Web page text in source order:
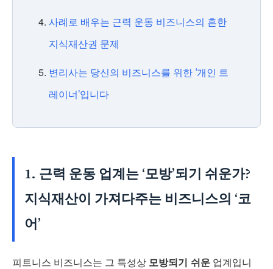
사례로 배우는 근력 운동 비즈니스의 흔한
지식재산권 문제
변리사는 당신의 비즈니스를 위한 ‘개인 트
레이너’입니다
1. 근력 운동 업계는 ‘모방’되기 쉬운가?
지식재산이 가져다주는 비즈니스의 ‘코
어’
피트니스 비즈니스는 그 특성상 모방되기 쉬운 업계입니